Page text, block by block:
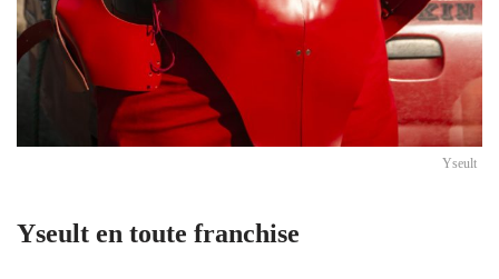
Yseult
Yseult en toute franchise